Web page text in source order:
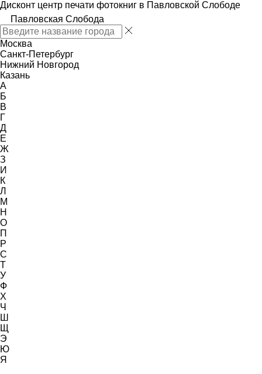
Дисконт центр печати фотокниг в Павловской Слободе
Павловская Слобода
Москва
Санкт-Петербург
Нижний Новгород
Казань
А
Б
В
Г
Д
Е
Ж
З
И
К
Л
М
Н
О
П
Р
С
Т
У
Ф
Х
Ч
Ш
Щ
Э
Ю
Я